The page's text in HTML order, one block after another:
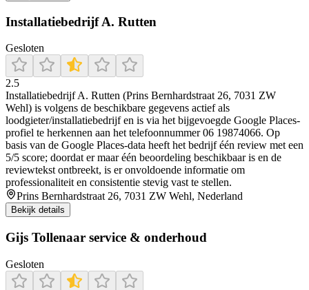
Installatiebedrijf A. Rutten
Gesloten
2.5
Installatiebedrijf A. Rutten (Prins Bernhardstraat 26, 7031 ZW
Wehl) is volgens de beschikbare gegevens actief als
loodgieter/installatiebedrijf en is via het bijgevoegde Google Places-
profiel te herkennen aan het telefoonnummer 06 19874066. Op
basis van de Google Places-data heeft het bedrijf één review met een
5/5 score; doordat er maar één beoordeling beschikbaar is en de
reviewtekst ontbreekt, is er onvoldoende informatie om
professionaliteit en consistentie stevig vast te stellen.
Prins Bernhardstraat 26, 7031 ZW Wehl, Nederland
Bekijk details
Gijs Tollenaar service & onderhoud
Gesloten